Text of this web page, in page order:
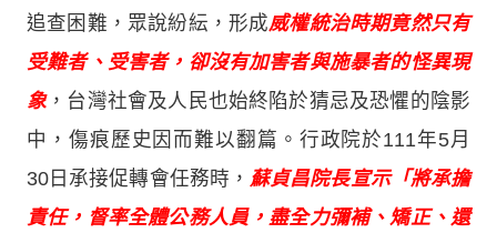
追查困難，眾說紛紜，形成威權統治時期竟然只有
受難者、受害者，卻沒有加害者與施暴者的怪異現
象，台灣社會及人民也始終陷於猜忌及恐懼的陰影
中，傷痕歷史因而難以翻篇。行政院於111年5月
30日承接促轉會任務時， 蘇貞昌院長宣示「將承擔
責任，督率全體公務人員，盡全力彌補、矯正、還